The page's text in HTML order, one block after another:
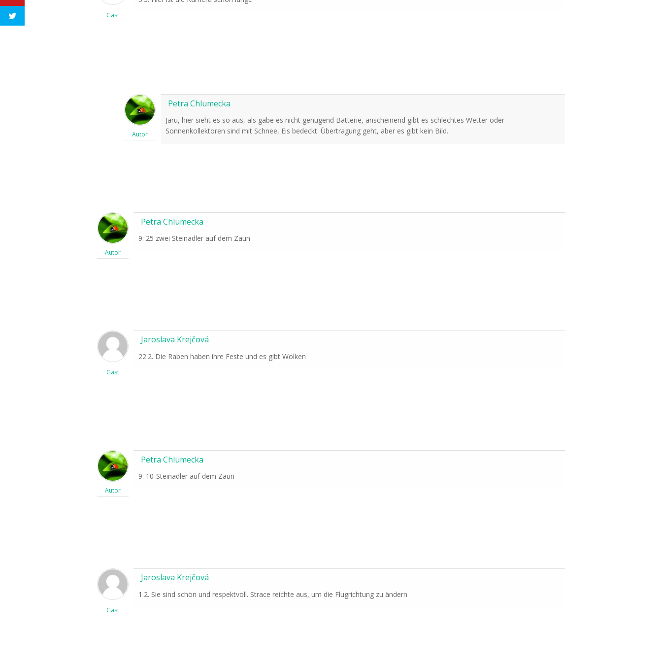
Gast
Autor
Petra Chlumecka
Jaru, hier sieht es so aus, als gäbe es nicht genügend Batterie, anscheinend gibt es schlechtes Wetter oder
Sonnenkollektoren sind mit Schnee, Eis bedeckt. Übertragung geht, aber es gibt kein Bild.
Autor
Petra Chlumecka
9: 25 zwei Steinadler auf dem Zaun
Gast
Jaroslava Krejčová
22.2. Die Raben haben ihre Feste und es gibt Wolken
Autor
Petra Chlumecka
9: 10-Steinadler auf dem Zaun
Gast
Jaroslava Krejčová
1.2. Sie sind schön und respektvoll. Strace reichte aus, um die Flugrichtung zu ändern